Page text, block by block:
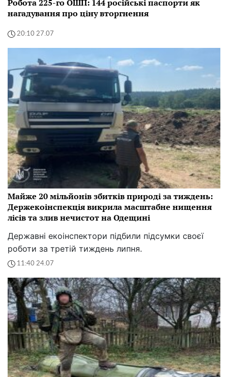
Робота 225-го ОШП: 144 російські паспорти як
нагадування про ціну вторгнення
20:10 27.07
Майже 20 мільйонів збитків природі за тиждень:
Держекоінспекція викрила масштабне нищення
лісів та злив нечистот на Одещині
Державні екоінспектори підбили підсумки своєї
роботи за третій тиждень липня.
11:40 24.07